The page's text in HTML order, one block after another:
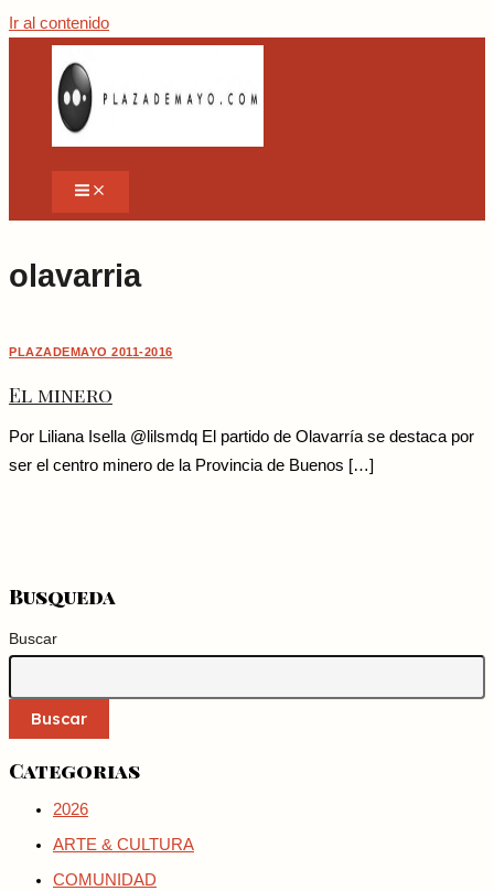
Ir al contenido
olavarria
PLAZADEMAYO 2011-2016
El minero
Por Liliana Isella @lilsmdq El partido de Olavarría se destaca por
ser el centro minero de la Provincia de Buenos […]
Busqueda
Buscar
Buscar
Categorias
2026
ARTE & CULTURA
COMUNIDAD